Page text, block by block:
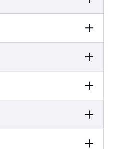
仅限 EBS
仅限 EBS
实例存储（GB）
仅限 EBS
实例存储（GB）
实例存储（GB）
1 个 59 NVMe
实例存储（GB）
实例存储（GB）